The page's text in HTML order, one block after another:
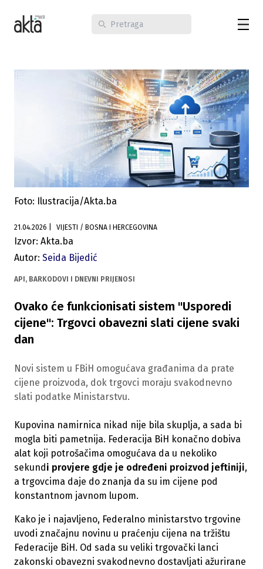
Foto: Ilustracija/Akta.ba
21.04.2026 VIJESTI / BOSNA I HERCEGOVINA
Izvor: Akta.ba
Autor: Seida Bijedić
API, BARKODOVI I DNEVNI PRIJENOSI
Ovako će funkcionisati sistem "Usporedi
cijene": Trgovci obavezni slati cijene svaki
dan
Novi sistem u FBiH omogućava građanima da prate
cijene proizvoda, dok trgovci moraju svakodnevno
slati podatke Ministarstvu.
Kupovina namirnica nikad nije bila skuplja, a sada bi
mogla biti pametnija. Federacija BiH konačno dobiva
alat koji potrošačima omogućava da u nekoliko
sekundi provjere gdje je određeni proizvod jeftiniji,
a trgovcima daje do znanja da su im cijene pod
konstantnom javnom lupom.
Kako je i najavljeno, Federalno ministarstvo trgovine
uvodi značajnu novinu u praćenju cijena na tržištu
Federacije BiH. Od sada su veliki trgovački lanci
zakonski obavezni svakodnevno dostavljati ažurirane